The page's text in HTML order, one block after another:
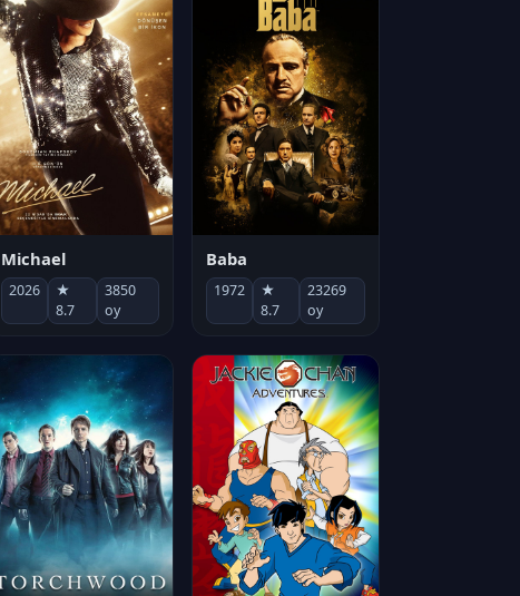
Michael
2026
★
8.7
3850
oy
Baba
1972
★
8.7
23269
oy